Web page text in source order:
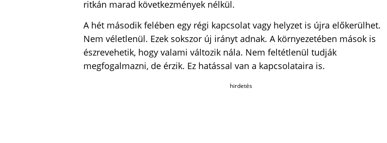
ritkán marad következmények nélkül.
A hét második felében egy régi kapcsolat vagy helyzet is újra előkerülhet.
Nem véletlenül. Ezek sokszor új irányt adnak. A környezetében mások is
észrevehetik, hogy valami változik nála. Nem feltétlenül tudják
megfogalmazni, de érzik. Ez hatással van a kapcsolataira is.
hirdetés